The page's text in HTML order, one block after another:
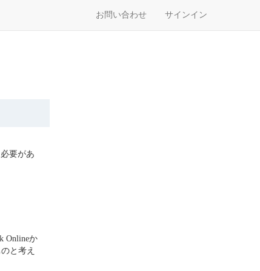
お問い合わせ サインイン
要があ
Onlineか
と考え